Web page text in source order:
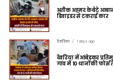
अतीक अहमद के बेटे
डिवाइडर से टकराई कार
देवरिया 7 days ago
देवरिया में आंबेडकर
गांव में 10 थानों की फोर्स